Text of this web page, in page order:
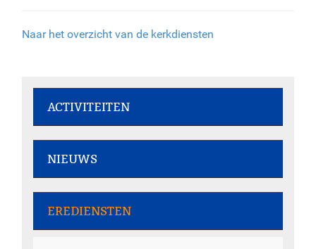
Naar het overzicht van de kerkdiensten
ACTIVITEITEN
Rommelmarkt - 7 augustus 2026
Dorpsstraat 207
Rommelmarkt - 8 augustus 2026
Dorpsstraat 207
NIEUWS
Kerkboekje voor kinderen - 30 juli
2026
EREDIENSTEN